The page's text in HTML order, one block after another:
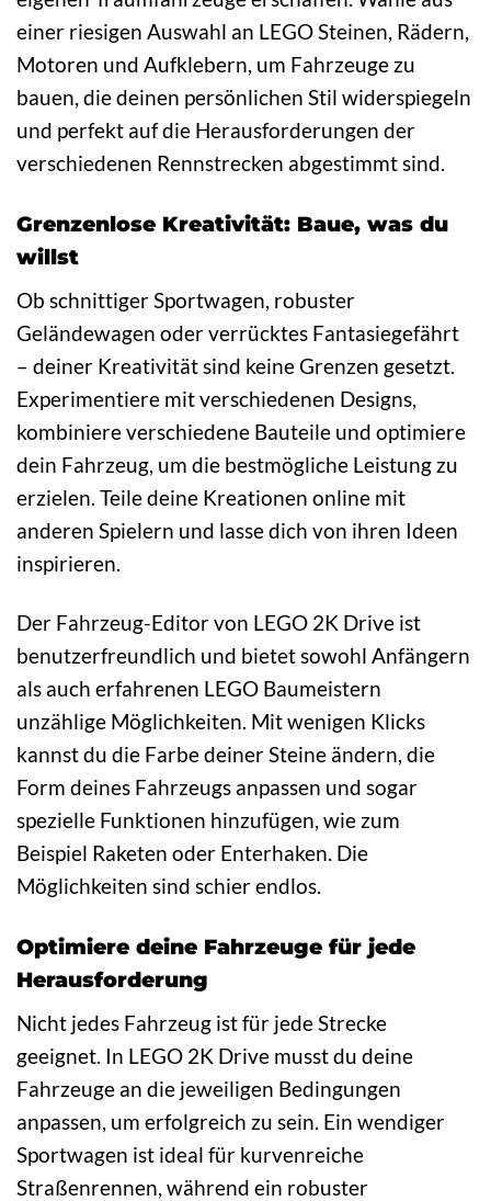
einer riesigen Auswahl an LEGO Steinen, Rädern,
Motoren und Aufklebern, um Fahrzeuge zu
bauen, die deinen persönlichen Stil widerspiegeln
und perfekt auf die Herausforderungen der
verschiedenen Rennstrecken abgestimmt sind.
Grenzenlose Kreativität: Baue, was du
willst
Ob schnittiger Sportwagen, robuster
Geländewagen oder verrücktes Fantasiegefährt
– deiner Kreativität sind keine Grenzen gesetzt.
Experimentiere mit verschiedenen Designs,
kombiniere verschiedene Bauteile und optimiere
dein Fahrzeug, um die bestmögliche Leistung zu
erzielen. Teile deine Kreationen online mit
anderen Spielern und lasse dich von ihren Ideen
inspirieren.
Der Fahrzeug-Editor von LEGO 2K Drive ist
benutzerfreundlich und bietet sowohl Anfängern
als auch erfahrenen LEGO Baumeistern
unzählige Möglichkeiten. Mit wenigen Klicks
kannst du die Farbe deiner Steine ändern, die
Form deines Fahrzeugs anpassen und sogar
spezielle Funktionen hinzufügen, wie zum
Beispiel Raketen oder Enterhaken. Die
Möglichkeiten sind schier endlos.
Optimiere deine Fahrzeuge für jede
Herausforderung
Nicht jedes Fahrzeug ist für jede Strecke
geeignet. In LEGO 2K Drive musst du deine
Fahrzeuge an die jeweiligen Bedingungen
anpassen, um erfolgreich zu sein. Ein wendiger
Sportwagen ist ideal für kurvenreiche
Straßenrennen, während ein robuster